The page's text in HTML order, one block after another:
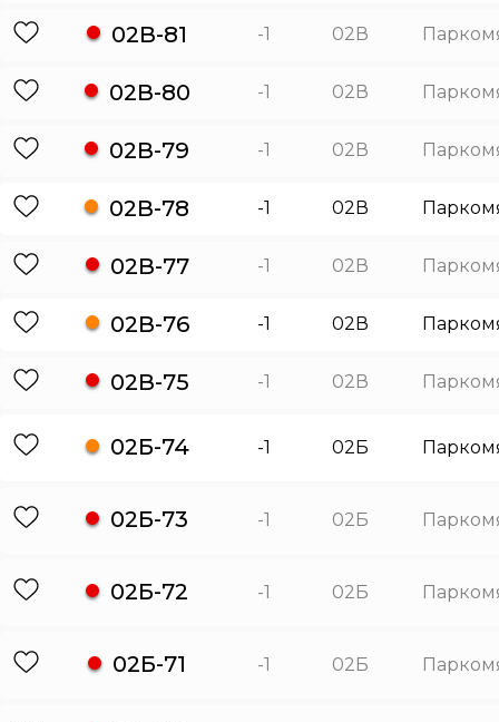
02В-81 -1 02В
02В-80 -1 02В
02В-79 -1 02В
02В-78 -1 02В
02В-77 -1 02В
02В-76 -1 02В
02В-75 -1 02В
02Б-74 -1 02Б
02Б-73 -1 02Б
02Б-72 -1 02Б
02Б-71 -1 02Б